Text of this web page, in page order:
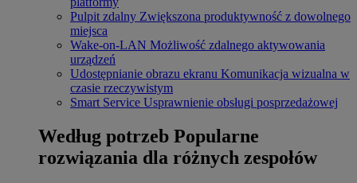
Pulpit zdalny Zwiększona produktywność z dowolnego
miejsca
Wake-on-LAN Możliwość zdalnego aktywowania
urządzeń
Udostępnianie obrazu ekranu Komunikacja wizualna w
czasie rzeczywistym
Smart Service Usprawnienie obsługi posprzedażowej
Według potrzeb Popularne
rozwiązania dla różnych zespołów